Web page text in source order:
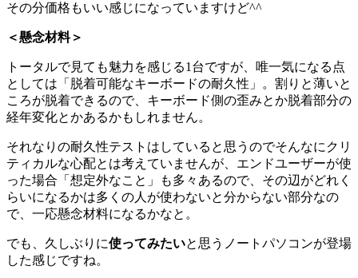
その分価格もいい感じになっていますけど^^
＜懸念材料＞
トータルで見ても魅力を感じる1台ですが、唯一気になる点
としては「脱着可能なキーボードの耐久性」。割りと薄いと
ころが脱着できるので、キーボード側の歪みとか脱着部分の
経年変化とかあるかもしれません。
それなりの耐久性テストはしていると思うのでそんなにクリ
ティカルな心配とは考えていませんが、エンドユーザーが使
った場合「想定外なこと」も多々あるので、その辺がどれく
らいになるかは多くの人が使わないと分からない部分なの
で、一応懸念材料になるかなと。
でも、久しぶりに使ってみたいと思うノートパソコンが登場
した感じですね。